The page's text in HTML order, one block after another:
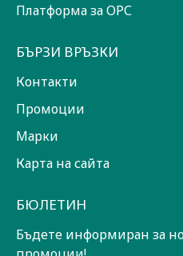
Платформа за ОРС
БЪРЗИ ВРЪЗКИ
Контакти
Промоции
Марки
Карта на сайта
БЮЛЕТИН
Бъдете информиран за